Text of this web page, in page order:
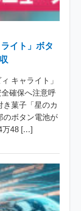
イト」ボタ
キャライト」
確保へ注意呼
き菓子「星のカ
のボタン電池が
万48 […]